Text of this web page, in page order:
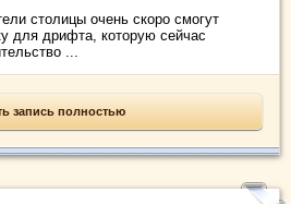
столицы очень скоро смогут
для дрифта, которую сейчас
...
запись полностью